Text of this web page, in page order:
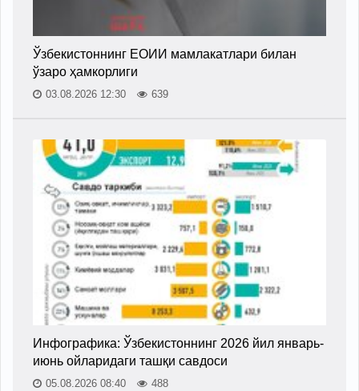
Ўзбекистоннинг ЕОИИ мамлакатлари билан
ўзаро ҳамкорлиги
03.08.2026 12:30 639
Инфографика: Ўзбекистоннинг 2026 йил январь-
июнь ойларидаги ташқи савдоси
05.08.2026 08:40 488